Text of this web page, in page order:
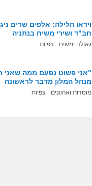
וידאו הלילה: אלפים שרים
חב"ד ושירי משיח בנתניה
גאולה ומשיח צפיות
"אני פשוט נפעם ממה שאני
מנהל המלון מדבר לראשונה
מוסדות וארגונים צפיות